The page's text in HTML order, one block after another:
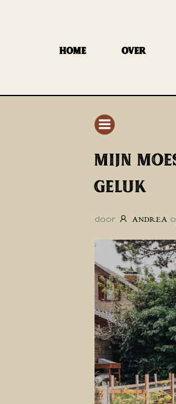
HOME OVER
MIJN
GELUK
door ANDREA